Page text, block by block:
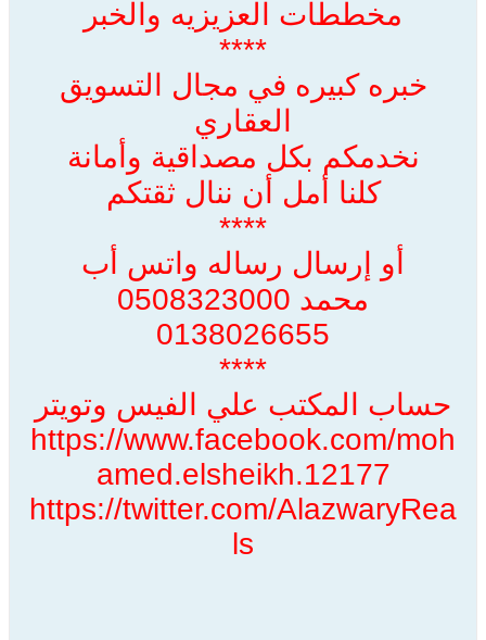
مخططات العزيزيه والخبر
****
خبره كبيره في مجال التسويق
العقاري
نخدمكم بكل مصداقية وأمانة
كلنا أمل أن ننال ثقتكم
****
أو إرسال رساله واتس أب
محمد 0508323000
0138026655
****
حساب المكتب علي الفيس وتويتر
https://www.facebook.com/moh
amed.elsheikh.12177
https://twitter.com/AlazwaryRea
ls